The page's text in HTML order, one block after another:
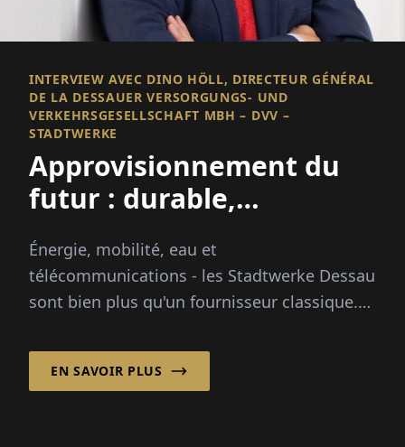
INTERVIEW AVEC DINO HÖLL, DIRECTEUR GÉNÉRAL
DE LA DESSAUER VERSORGUNGS- UND
VERKEHRSGESELLSCHAFT MBH – DVV –
STADTWERKE
Approvisionnement du
futur : durable,
numérique, sûr
Énergie, mobilité, eau et
télécommunications - les Stadtwerke Dessau
sont bien plus qu'un fournisseur classique.
...
EN SAVOIR PLUS